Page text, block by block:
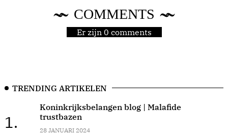
COMMENTS
Er zijn 0 comments
TRENDING ARTIKELEN
1.
Koninkrijksbelangen blog | Malafide
trustbazen
28 JANUARI 2024